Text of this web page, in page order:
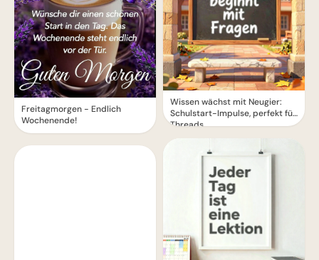
Freitagmorgen - Endlich
Wochenende!
Wissen wächst mit Neugier:
Schulstart-Impulse, perfekt für
Threads